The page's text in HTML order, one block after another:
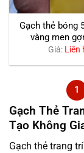
Gạch thẻ bóng
vàng men
Giá: Liên
1
Gạch Thẻ
Tạo Không
Gạch thẻ trang